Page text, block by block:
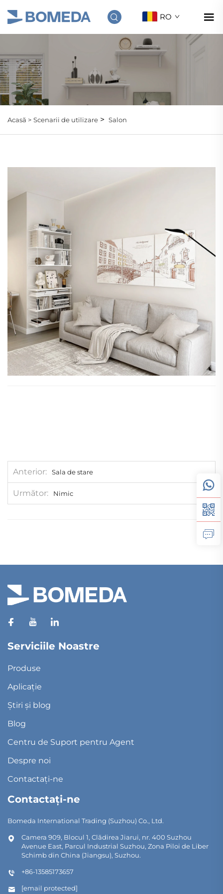
RO
Acasă > Scenarii de utilizare > Salon
Anterior Sala de stare
Următor Nimic
Serviciile Noastre
Produse
Aplicație
Știri și blog
Blog
Centru de Suport pentru Agent
Despre noi
Contactați-ne
Contactați-ne
Bomeda International Trading (Suzhou) Co., Ltd.
Camera 909, Blocul 1, Clădirea Jiarui, nr. 400 Suzhou
Avenue East, Parcul Industrial Suzhou, Zona Piloi de Liber
Schimb din China (Jiangsu), Suzhou.
+86-13585173657
[email protected]